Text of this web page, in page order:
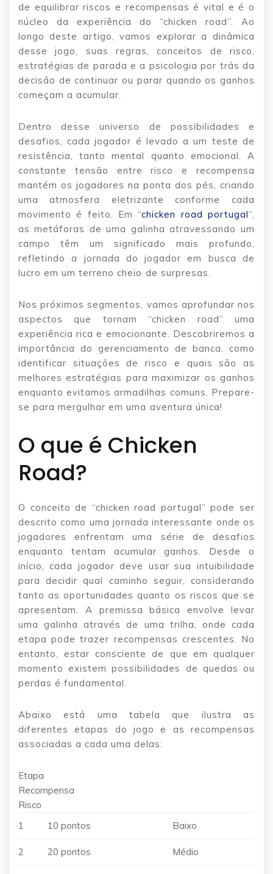
de equilibrar riscos e recompensas é vital e é o
núcleo da experiência do “chicken road”. Ao
longo deste artigo, vamos explorar a dinâmica
desse jogo, suas regras, conceitos de risco,
estratégias de parada e a psicologia por trás da
decisão de continuar ou parar quando os ganhos
começam a acumular.
Dentro desse universo de possibilidades e
desafios, cada jogador é levado a um teste de
resistência, tanto mental quanto emocional. A
constante tensão entre risco e recompensa
mantém os jogadores na ponta dos pés, criando
uma atmosfera eletrizante conforme cada
movimento é feito. Em “chicken road portugal“,
as metáforas de uma galinha atravessando um
campo têm um significado mais profundo,
refletindo a jornada do jogador em busca de
lucro em um terreno cheio de surpresas.
Nos próximos segmentos, vamos aprofundar nos
aspectos que tornam “chicken road” uma
experiência rica e emocionante. Descobriremos a
importância do gerenciamento de banca, como
identificar situações de risco e quais são as
melhores estratégias para maximizar os ganhos
enquanto evitamos armadilhas comuns. Prepare-
se para mergulhar em uma aventura única!
O que é Chicken
Road?
O conceito de “chicken road portugal” pode ser
descrito como uma jornada interessante onde os
jogadores enfrentam uma série de desafios
enquanto tentam acumular ganhos. Desde o
início, cada jogador deve usar sua intuibilidade
para decidir qual caminho seguir, considerando
tanto as oportunidades quanto os riscos que se
apresentam. A premissa básica envolve levar
uma galinha através de uma trilha, onde cada
etapa pode trazer recompensas crescentes. No
entanto, estar consciente de que em qualquer
momento existem possibilidades de quedas ou
perdas é fundamental.
Abaixo está uma tabela que ilustra as
diferentes etapas do jogo e as recompensas
associadas a cada uma delas:
Etapa
Recompensa
Risco
1
10 pontos Baixo
2 20 pontos Médio